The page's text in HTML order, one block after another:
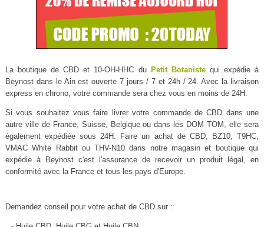
La boutique de CBD et 10-OH-HHC du Petit Botanistequi expédie à
Beynost dans le Ain est ouverte 7 jours / 7 et 24h / 24. Avec la livraison
express en chrono, votre commande sera chez vous en moins de 24H.
Si vous souhaitez vous faire livrer votre commande de CBD dans une
autre ville de France, Suisse, Belgique ou dans les DOM TOM, elle sera
également expédiée sous 24H. Faire un achat de CBD, BZ10, T9HC,
VMAC White Rabbit ou THV-N10 dans notre magasin et boutique qui
expédie à Beynost c'est l'assurance de recevoir un produit légal, en
conformité avec la France et tous les pays d'Europe.
Demandez conseil pour votre achat de CBD sur :